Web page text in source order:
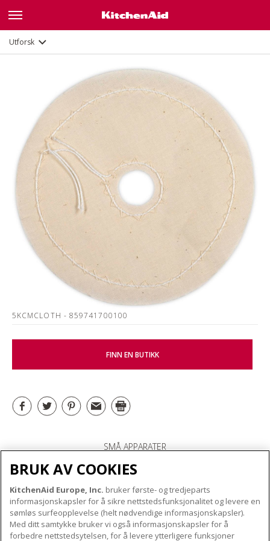
Utforsk
5KCMCLOTH - 859741700100
FINN EN BUTIKK
SMÅ APPARATER
OM KITCHENAID
Merkets kjerne
Merkehistorie
VÅRE PRODUKTER
BRUK AV COOKIES
KitchenAid Europe, Inc. bruker første- og tredjeparts
informasjonskapsler for å sikre nettstedsfunksjonalitet og levere en
sømløs surfeopplevelse (helt nødvendige informasjonskapsler).
Med ditt samtykke bruker vi også informasjonskapsler for å
forbedre nettstedsytelsen, for å levere ytterligere funksjoner